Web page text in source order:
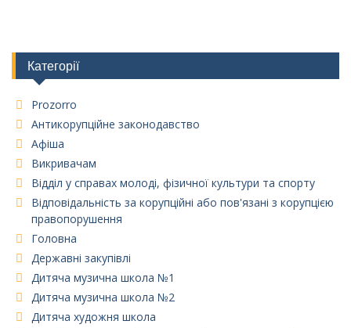
Категорії
Prozorro
Антикорупційне законодавство
Афіша
Викривачам
Відділ у справах молоді, фізичної культури та спорту
Відповідальність за корупційні або пов'язані з корупцією
правопорушення
Головна
Державні закупівлі
Дитяча музична школа №1
Дитяча музична школа №2
Дитяча художня школа